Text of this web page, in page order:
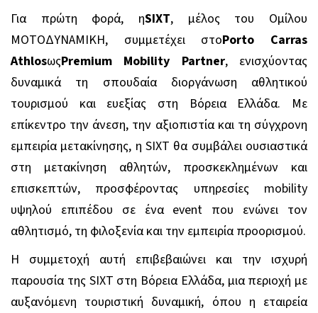
Για πρώτη φορά, ηSIXT, μέλος του Ομίλου
ΜΟΤΟΔΥΝΑΜΙΚΗ, συμμετέχει στοPorto
Carras
AthlosωςPremium Mobility Partner, ενισχύοντας
δυναμικά τη σπουδαία διοργάνωση αθλητικού
τουρισμού και ευεξίας στη Βόρεια Ελλάδα. Με
επίκεντρο την άνεση, την αξιοπιστία και τη σύγχρονη
εμπειρία μετακίνησης, η SIXT θα συμβάλει ουσιαστικά
στη μετακίνηση αθλητών, προσκεκλημένων και
επισκεπτών, προσφέροντας υπηρεσίες
mobility
υψηλού επιπέδου σε ένα event που ενώνει τον
αθλητισμό, τη φιλοξενία και την εμπειρία προορισμού.
Η συμμετοχή αυτή επιβεβαιώνει και την ισχυρή
παρουσία τηςSIXT στη Βόρεια Ελλάδα, μια περιοχή με
αυξανόμενη τουριστική δυναμική, όπου η εταιρεία